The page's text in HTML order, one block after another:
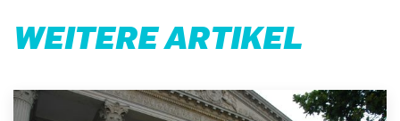
WEITERE ARTIKEL